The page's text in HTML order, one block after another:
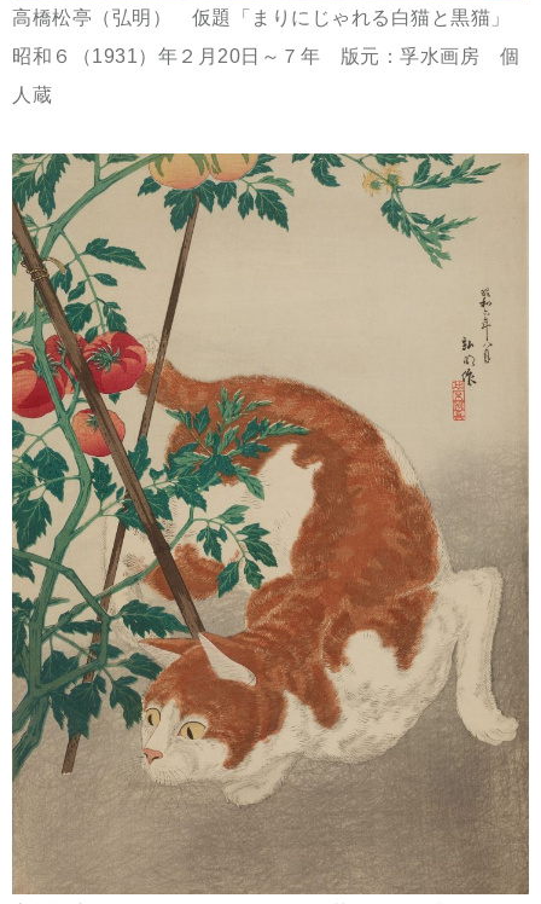
高橋松亭（弘明） 仮題「まりにじゃれる白猫と黒猫」
昭和６（1931）年２月20日～７年 版元：孚水画房 個
人蔵